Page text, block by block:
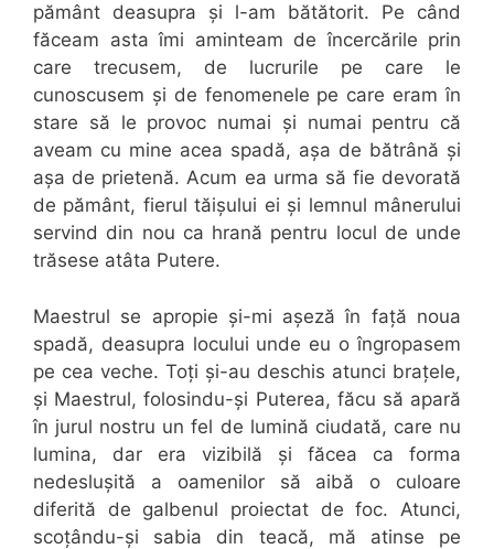
pământ deasupra și l-am bătătorit. Pe când
făceam asta îmi aminteam de încercările prin
care trecusem, de lucrurile pe care le
cunoscusem și de fenomenele pe care eram în
stare să le provoc numai și numai pentru că
aveam cu mine acea spadă, așa de bătrână și
așa de prietenă. Acum ea urma să fie devorată
de pământ, fierul tăișului ei și lemnul mânerului
servind din nou ca hrană pentru locul de unde
trăsese atâta Putere.
Maestrul se apropie și-mi așeză în față noua
spadă, deasupra locului unde eu o îngropasem
pe cea veche. Toți și-au deschis atunci brațele,
și Maestrul, folosindu-și Puterea, făcu să apară
în jurul nostru un fel de lumină ciudată, care nu
lumina, dar era vizibilă și făcea ca forma
nedeslușită a oamenilor să aibă o culoare
diferită de galbenul proiectat de foc. Atunci,
scoțându-și sabia din teacă, mă atinse pe